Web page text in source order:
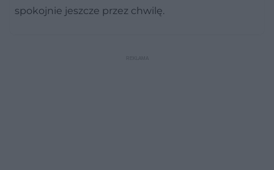
spokojnie jeszcze przez chwilę.